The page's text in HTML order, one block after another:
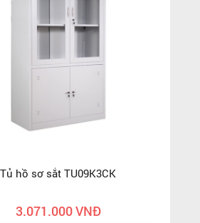
Tủ hồ sơ sắt TU09K3CK
3.071.000 VNĐ